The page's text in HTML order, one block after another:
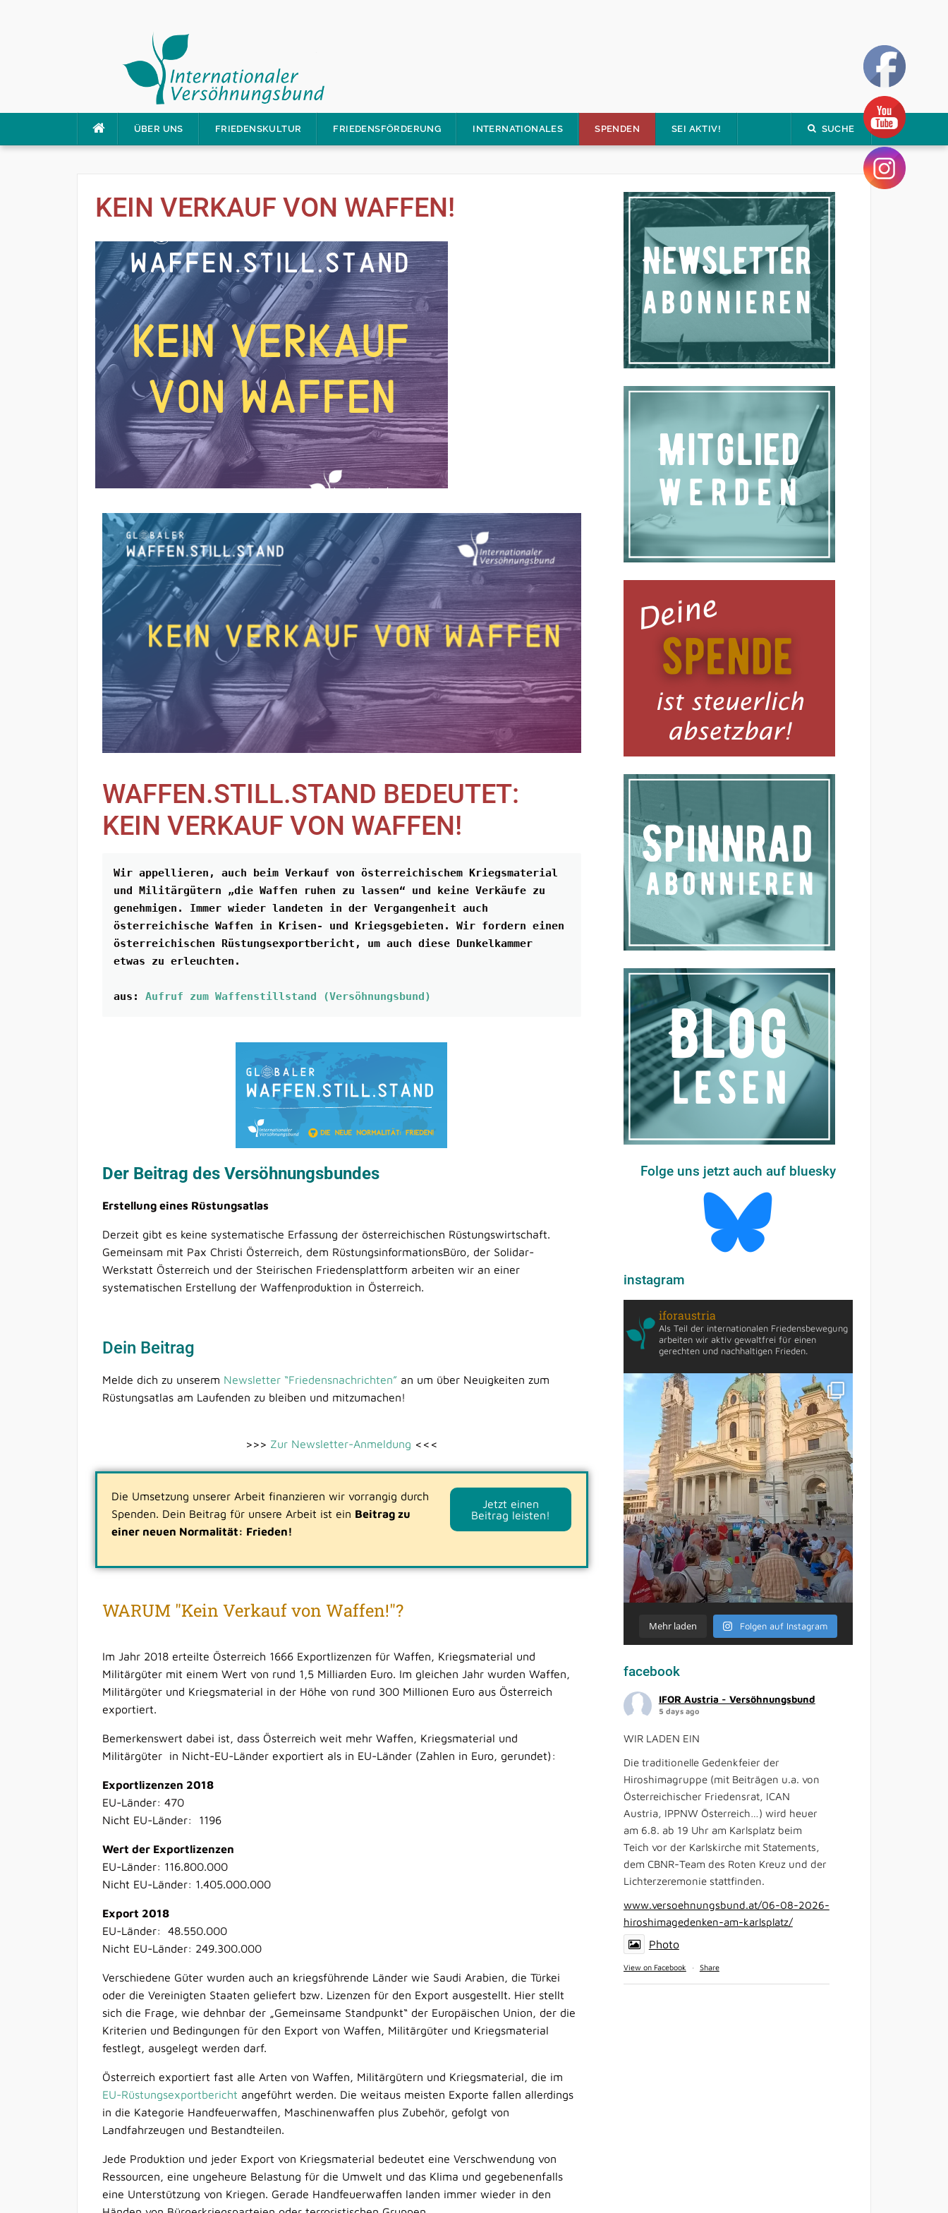
ÜBER UNS FRIEDENSKULTUR FRIEDENSFÖRDERUNG INTERNATIONALES SPENDEN SEI AKTIV! SUCHE
KEIN VERKAUF VON WAFFEN!
WAFFEN.STILL.STAND BEDEUTET:
KEIN VERKAUF VON WAFFEN!
Wir appellieren, auch beim Verkauf von österreichischem Kriegsmaterial
und Militärgütern „die Waffen ruhen zu lassen“ und keine Verkäufe zu
genehmigen. Immer wieder landeten in der Vergangenheit auch
österreichische Waffen in Krisen- und Kriegsgebieten. Wir fordern einen
österreichischen Rüstungsexportbericht, um auch diese Dunkelkammer
etwas zu erleuchten.
aus: Aufruf zum Waffenstillstand (Versöhnungsbund)
Der Beitrag des Versöhnungsbundes
Erstellung eines Rüstungsatlas
Derzeit gibt es keine systematische Erfassung der österreichischen Rüstungswirtschaft.
Gemeinsam mit Pax Christi Österreich, dem RüstungsinformationsBüro, der Solidar-
Werkstatt Österreich und der Steirischen Friedensplattform arbeiten wir an einer
systematischen Erstellung der Waffenproduktion in Österreich.
Dein Beitrag
Melde dich zu unserem Newsletter “Friedensnachrichten”an um über Neuigkeiten zum
Rüstungsatlas am Laufenden zu bleiben und mitzumachen!
>>> Zur Newsletter-Anmeldung <<<
Die Umsetzung unserer Arbeit finanzieren wir vorrangig durch
Spenden. Dein Beitrag für unsere Arbeit ist ein Beitrag zu
einer neuen Normalität: Frieden!
Jetzt einen
Beitrag leisten!
WARUM "Kein Verkauf von Waffen!"?
Im Jahr 2018 erteilte Österreich 1666 Exportlizenzen für Waffen, Kriegsmaterial und
Militärgüter mit einem Wert von rund 1,5 Milliarden Euro. Im gleichen Jahr wurden Waffen,
Militärgüter und Kriegsmaterial in der Höhe von rund 300 Millionen Euro aus Österreich
exportiert.
Bemerkenswert dabei ist, dass Österreich weit mehr Waffen, Kriegsmaterial und
Militärgüter in Nicht-EU-Länder exportiert als in EU-Länder (Zahlen in Euro, gerundet):
Exportlizenzen 2018
EU-Länder: 470
Nicht EU-Länder: 1196
Wert der Exportlizenzen
EU-Länder: 116.800.000
Nicht EU-Länder: 1.405.000.000
Export 2018
EU-Länder: 48.550.000
Nicht EU-Länder: 249.300.000
Verschiedene Güter wurden auch an kriegsführende Länder wie Saudi Arabien, die Türkei
oder die Vereinigten Staaten geliefert bzw. Lizenzen für den Export ausgestellt. Hier stellt
sich die Frage, wie dehnbar der „Gemeinsame Standpunkt“ der Europäischen Union, der die
Kriterien und Bedingungen für den Export von Waffen, Militärgüter und Kriegsmaterial
festlegt, ausgelegt werden darf.
Österreich exportiert fast alle Arten von Waffen, Militärgütern und Kriegsmaterial, die im
EU-Rüstungsexportbericht angeführt werden. Die weitaus meisten Exporte fallen allerdings
in die Kategorie Handfeuerwaffen, Maschinenwaffen plus Zubehör, gefolgt von
Landfahrzeugen und Bestandteilen.
Jede Produktion und jeder Export von Kriegsmaterial bedeutet eine Verschwendung von
Ressourcen, eine ungeheure Belastung für die Umwelt und das Klima und gegebenenfalls
eine Unterstützung von Kriegen. Gerade Handfeuerwaffen landen immer wieder in den
Folge uns jetzt auch auf bluesky
instagram
iforaustria
Als Teil der internationalen Friedensbewegung
arbeiten wir aktiv gewaltfrei für einen
gerechten und nachhaltigen Frieden.
Mehr laden Folgen auf Instagram
facebook
IFOR Austria - Versöhnungsbund
5 days ago
WIR LADEN EIN
Die traditionelle Gedenkfeier der
Hiroshimagruppe (mit Beiträgen u.a. von
Österreichischer Friedensrat, ICAN
Austria, IPPNW Österreich…) wird heuer
am 6.8. ab 19 Uhr am Karlsplatz beim
Teich vor der Karlskirche mit Statements,
dem CBNR-Team des Roten Kreuz und der
Lichterzeremonie stattfinden.
www.versoehnungsbund.at/06-08-2026-
hiroshimagedenken-am-karlsplatz/
Photo
View on Facebook · Share